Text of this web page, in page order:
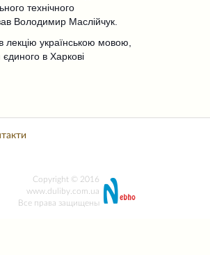
технічного
Володимир Маслійчук.
українською мовою,
в Харкові
Copyright © 2016
www.duliby.com.ua
Все права защищены